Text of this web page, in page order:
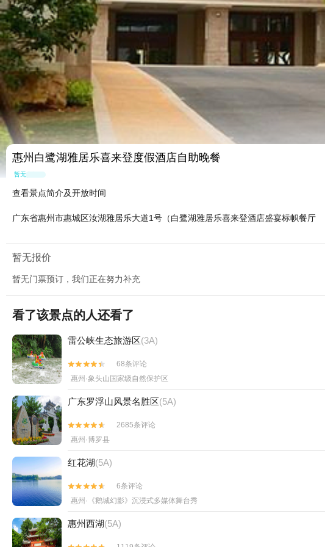
惠州白鹭湖雅居乐喜来登度假酒店自助晚餐
暂无点评
查看景点简介及开放时间
广东省惠州市惠城区汝湖雅居乐大道1号（白鹭湖雅居乐喜来登酒店盛宴标帜餐厅
暂无报价
暂无门票预订，我们正在努力补充
看了该景点的人还看了
雷公峡生态旅游区(3A)


68条评论
惠州·象头山国家级自然保护区
广东罗浮山风景名胜区(5A)


2685条评论
惠州·博罗县
红花湖(5A)


6条评论
惠州·《鹅城幻影》沉浸式多媒体舞台秀
惠州西湖(5A)